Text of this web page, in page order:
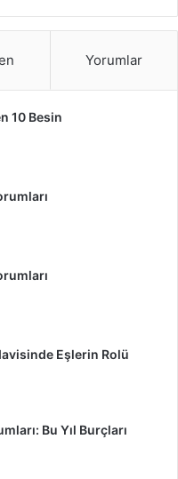
Yorumlar
10 Besin
Eşlerin Rolü
Bu Yıl Burçları